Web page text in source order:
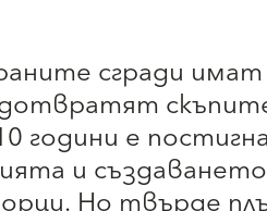
сгради
години е
и